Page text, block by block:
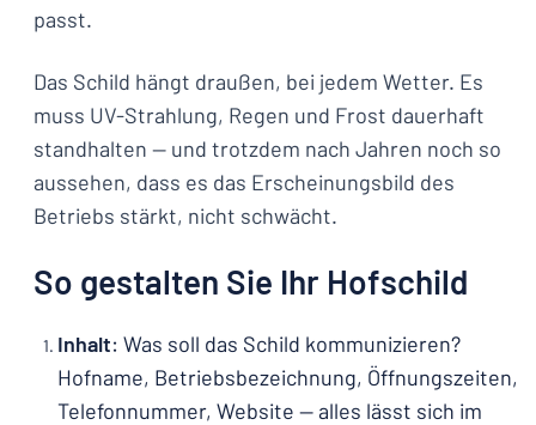
passt.
Das Schild hängt draußen, bei jedem Wetter. Es
muss UV-Strahlung, Regen und Frost dauerhaft
standhalten — und trotzdem nach Jahren noch so
aussehen, dass es das Erscheinungsbild des
Betriebs stärkt, nicht schwächt.
So gestalten Sie Ihr Hofschild
Inhalt: Was soll das Schild kommunizieren?
Hofname, Betriebsbezeichnung, Öffnungszeiten,
Telefonnummer, Website — alles lässt sich im